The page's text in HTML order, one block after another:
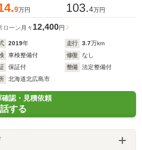
9万円 103.4万円
ローン 月々 12,400円
2019年 走行 3.7万km
車検整備付 修復
なし
保証付 整備
法定整備付
北海道北広島市
認・見積依頼
する